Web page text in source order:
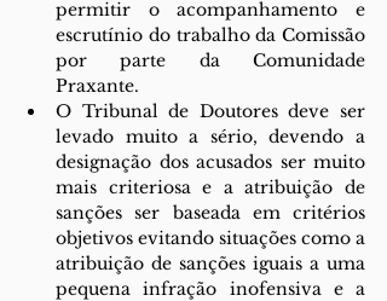
permitir o acompanhamento e
escrutínio do trabalho da Comissão
por parte da Comunidade
Praxante.
O Tribunal de Doutores deve ser
levado muito a sério, devendo a
designação dos acusados ser muito
mais criteriosa e a atribuição de
sanções ser baseada em critérios
objetivos evitando situações como a
atribuição de sanções iguais a uma
pequena infração inofensiva e a